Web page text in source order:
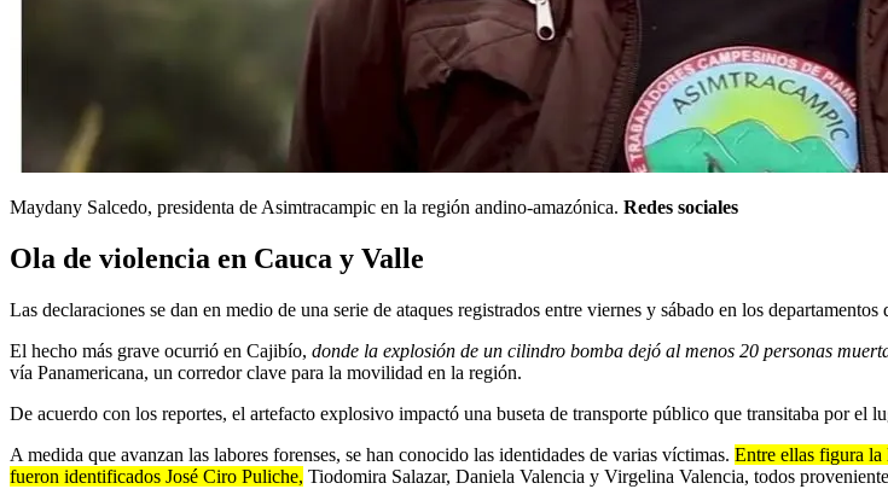
Maydany Salcedo, presidenta de Asimtracampic en la región andino-amazónica. Redes sociales
Ola de violencia en Cauca y Valle
Las declaraciones se dan en medio de una serie de ataques registrados entre viernes y sábado en los
El hecho más grave ocurrió en Cajibío, donde la explosión de un cilindro bomba dejó al menos 20 personas
vía Panamericana, un corredor clave para la movilidad en la región.
De acuerdo con los reportes, el artefacto explosivo impactó una buseta de transporte público que transitaba por el
A medida que avanzan las labores forenses, se han conocido las identidades de varias víctimas. Entre ellas figura la
fueron identificados José Ciro Puliche, Tiodomira Salazar, Daniela Valencia y Virgelina Valencia, todos